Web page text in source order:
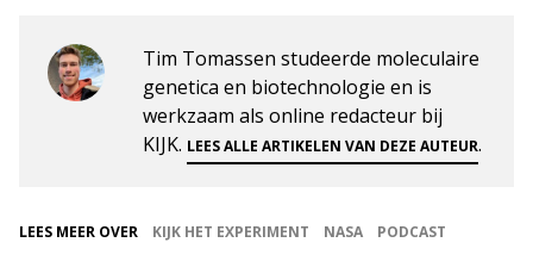
Tim Tomassen studeerde moleculaire
genetica en biotechnologie en is
werkzaam als online redacteur bij
KIJK. LEES ALLE ARTIKELEN VAN DEZE AUTEUR.
LEES MEER OVER KIJK HET EXPERIMENT NASA
PODCAST